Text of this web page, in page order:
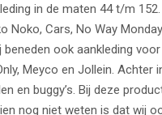
in de maten 44 t/m
Noko, Cars, No Way
beneden ook aankleding
Meyco en Jollein. Achter
en buggy’s. Bij deze
nog niet weten is dat wij